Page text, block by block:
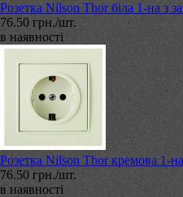
Розетка Nilson Thor біла 1-на з
76.50 грн./шт.
в наявності
Розетка Nilson Thor кремова 1-
76.50 грн./шт.
в наявності